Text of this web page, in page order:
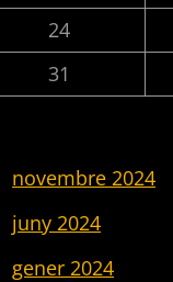
24
31
novembre 2024
juny 2024
gener 2024